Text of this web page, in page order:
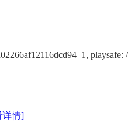
详情]